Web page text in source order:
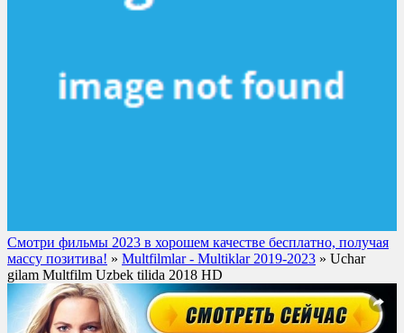
Смотри фильмы 2023 в хорошем качестве бесплатно, получая
массу позитива! » Multfilmlar - Multiklar 2019-2023 » Uchar
gilam Multfilm Uzbek tilida 2018 HD